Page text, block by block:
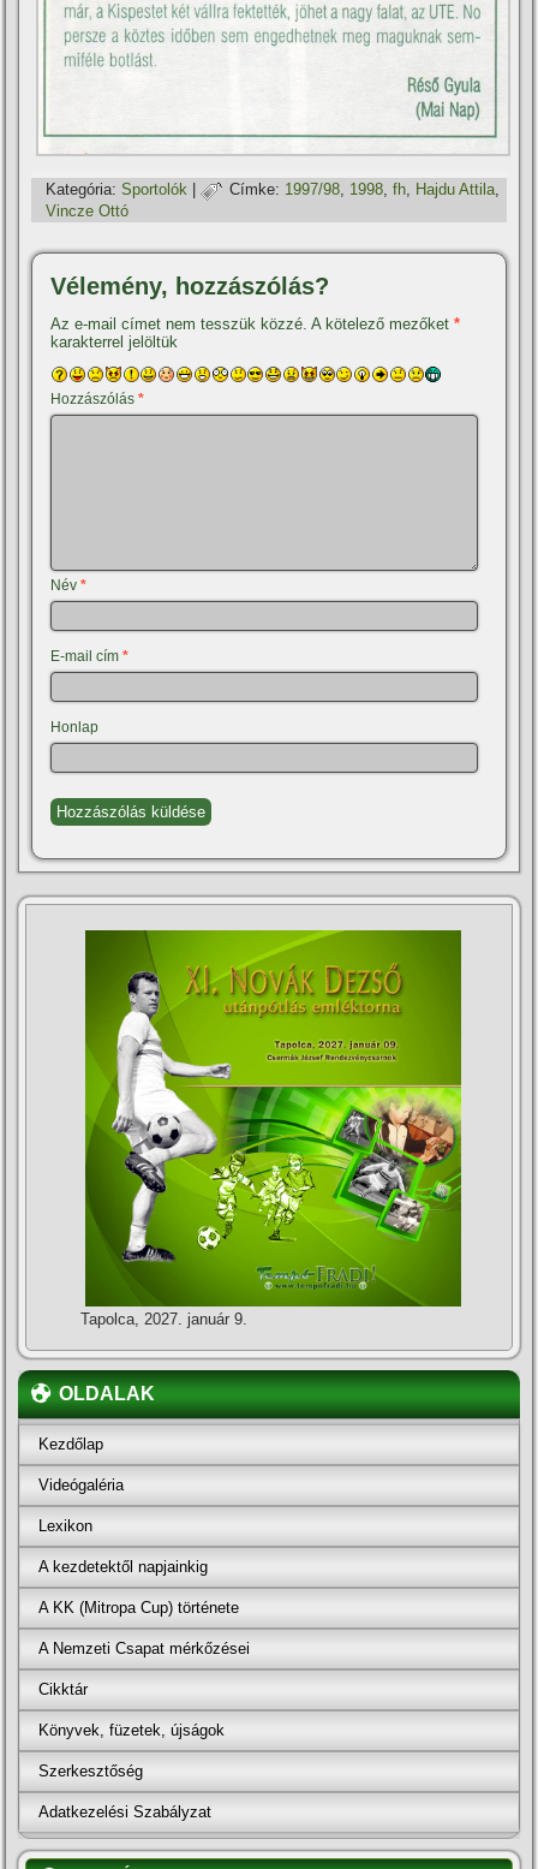
Kategória: Sportolók | Címke: 1997/98, 1998,fh, Hajdu Attila,
Vincze Ottó
Vélemény, hozzászólás?
Az e-mail címet nem tesszük közzé. A kötelező mezőket*
karakterrel jelöltük
Hozzászólás*
Név*
E-mail cím*
Honlap
Tapolca, 2027. január 9.
OLDALAK
Kezdőlap
Videógaléria
Lexikon
A kezdetektől napjainkig
A KK (Mitropa Cup) története
A Nemzeti Csapat mérkőzései
Cikktár
Könyvek, füzetek, újságok
Szerkesztőség
Adatkezelési Szabályzat